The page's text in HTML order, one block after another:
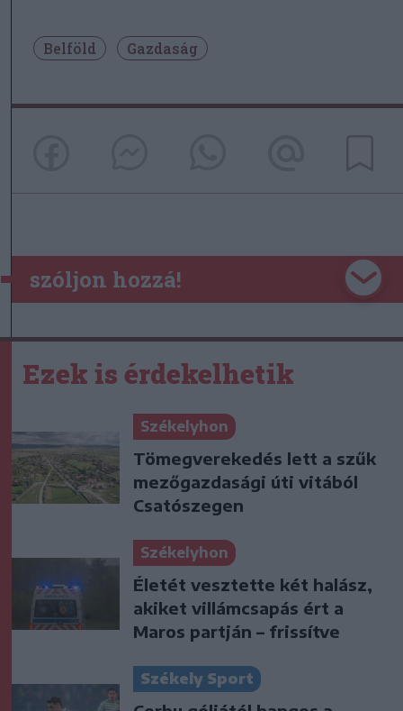
Belföld Gazdaság
szóljon hozzá!
Ezek is érdekelhetik
Székelyhon
Tömegverekedés lett a szűk
mezőgazdasági úti vitából
Csatószegen
Székelyhon
Életét vesztette két halász,
akiket villámcsapás ért a
Maros partján – frissítve
Székely Sport